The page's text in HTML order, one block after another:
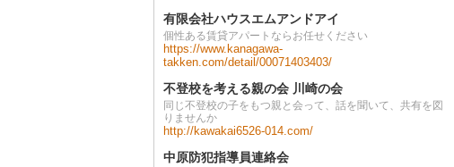
有限会社ハウスエムアンドアイ
個性ある賃貸アパートならお任せください
https://www.kanagawa-
takken.com/detail/00071403403/
不登校を考える親の会 川崎の会
同じ不登校の子をもつ親と会って、話を聞いて、共有を図
りませんか
http://kawakai6526-014.com/
中原防犯指導員連絡会